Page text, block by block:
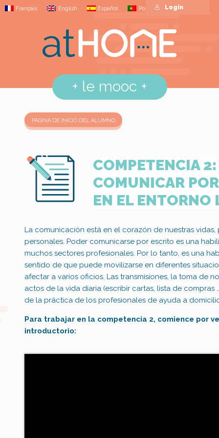
Français English Español Português
+ le mooc +
Login
PÁGINA DE INICIO DEL ALUMNO
COMPETENCIA 2:
COMUNICAR
EN EL ENTORNO
La comunicación está en el corazón de nuestras vidas,
personales. Poder comunicarse por escrito es una
muchos sectores profesionales. Por lo tanto, es una
sentido de que puede movilizarse en diferentes
afectar a varios oficios. Las transmisiones, la toma de
actos de la vida diaria (escribir cartas, lista de compras
de la práctica de los profesionales de ayuda a
Para trabajar en la competencia 2, comience por
introductorio: